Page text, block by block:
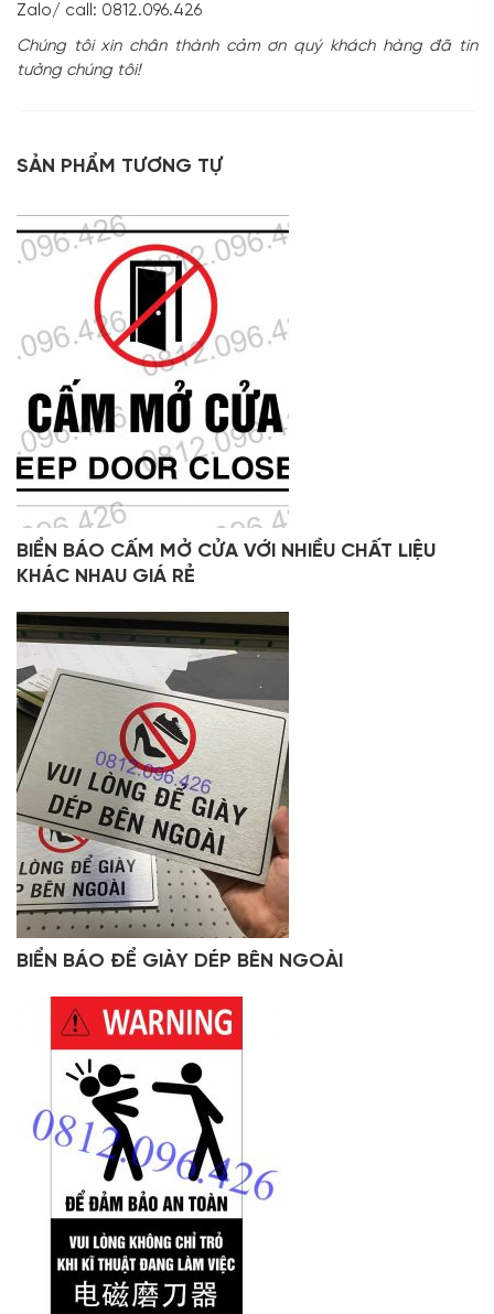
Zalo/ call: 0812.096.426
Chúng tôi xin chân thành cảm ơn quý khách hàng đã tin
tưởng chúng tôi!
SẢN PHẨM TƯƠNG TỰ
BIỂN BÁO CẤM MỞ CỬA VỚI NHIỀU CHẤT LIỆU
KHÁC NHAU GIÁ RẺ
BIỂN BÁO ĐỂ GIÀY DÉP BÊN NGOÀI